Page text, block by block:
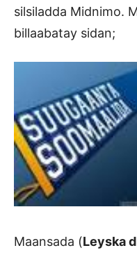
silsiladda Midnimo.
billaabatay sidan;
Maansada (Leyska